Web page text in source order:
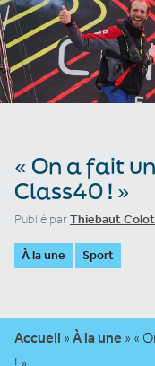
« On a fait
Class40 ! »
Publié parThiebaut Colot
À la une Sport
Accueil » À la une » «
! »